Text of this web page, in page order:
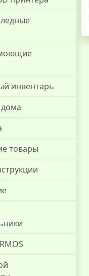
инвентарь
товары